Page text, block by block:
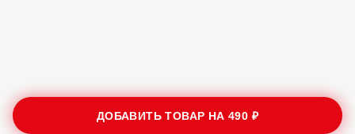
ДОБАВИТЬ ТОВАР НА490 ₽